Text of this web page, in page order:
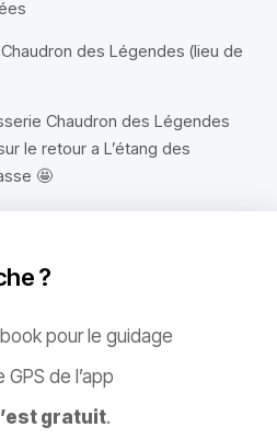
des Légendes (lieu de
Chaudron des Légendes
le retour a L’étang des
🤩
?
pour le guidage
de l’app
gratuit.